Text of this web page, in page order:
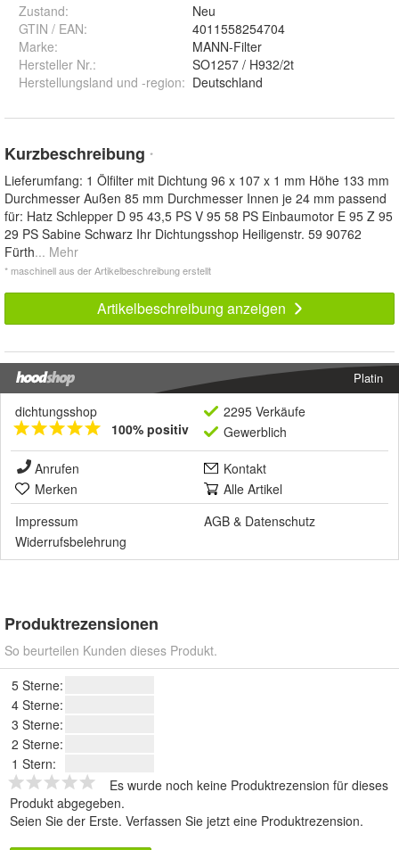
Zustand:
Neu
GTIN / EAN:
4011558254704
Marke:
MANN-Filter
Hersteller Nr.:
SO1257 / H932/2t
Herstellungsland und -region: Deutschland
Kurzbeschreibung *
Lieferumfang: 1 Ölfilter mit Dichtung 96 x 107 x 1 mm Höhe 133 mm
Durchmesser Außen 85 mm Durchmesser Innen je 24 mm passend
für: Hatz Schlepper D 95 43,5 PS V 95 58 PS Einbaumotor E 95 Z 95
29 PS Sabine Schwarz Ihr Dichtungsshop Heiligenstr. 59 90762
Fürth... Mehr
* maschinell aus der Artikelbeschreibung erstellt
Artikelbeschreibung anzeigen
Platin
dichtungsshop
100% positiv
2295 Verkäufe
Gewerblich
Anrufen
Kontakt
Merken
Alle Artikel
Impressum
AGB & Datenschutz
Widerrufsbelehrung
Produktrezensionen
So beurteilen Kunden dieses Produkt.
5 Sterne:
4 Sterne:
3 Sterne:
2 Sterne:
1 Stern:
Es wurde noch keine Produktrezension für dieses
Produkt abgegeben.
Seien Sie der Erste. Verfassen Sie jetzt eine Produktrezension.